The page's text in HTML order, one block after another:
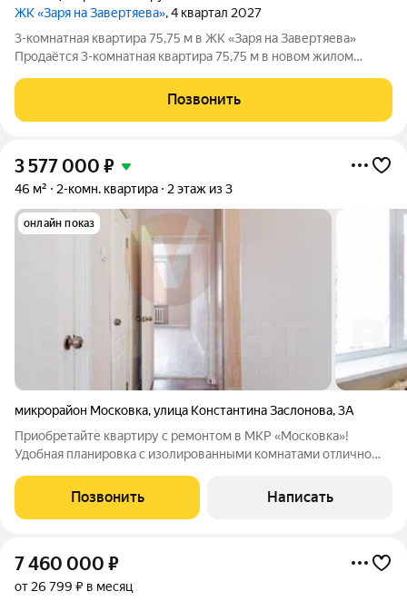
ЖК «Заря на Завертяева», 4 квартал 2027
3-комнатная квартира 75,75 м в ЖК «Заря на Завертяева»
Продаётся 3-комнатная квартира 75,75 м в новом жилом
Квартиры сдаются с готовой отделкой под ключ ремонт уже
включён в стоимость. Квартира
Позвонить
3 577 000 ₽
46 м² 2-комн. квартира 2 этаж из 3
онлайн показ
микрорайон Московка,улица Константина Заслонова,3А
Приобретайте квартиру с ремонтом в МКР «Московка»!
Удобная планировка с изолированными комнатами отлично
Высота потолков 3 метра. Квартира свободна, готова к
заселению! Уютная детская площадка,
Позвонить Написать
7 460 000 ₽
от 26 799 ₽ в месяц